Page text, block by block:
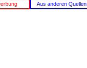
Aus anderen Quellen